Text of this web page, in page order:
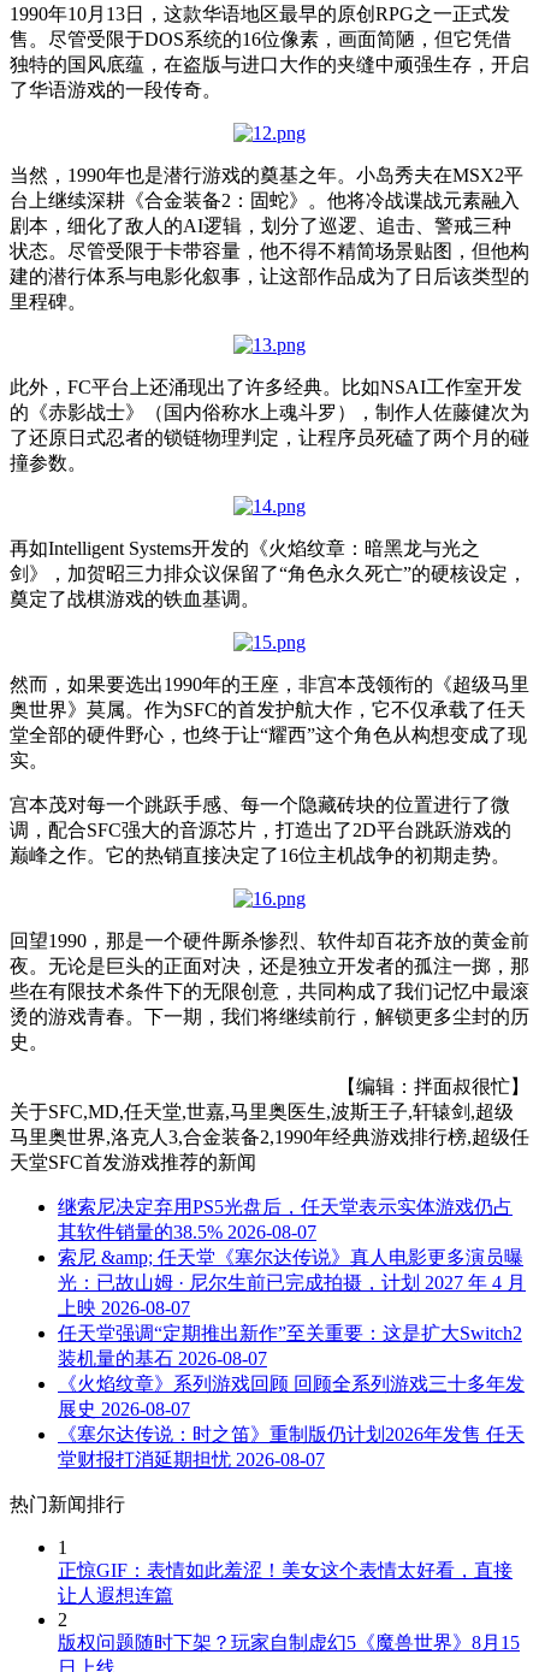
1990年10月13日，这款华语地区最早的原创RPG之一正式发
售。尽管受限于DOS系统的16位像素，画面简陋，但它凭借
独特的国风底蕴，在盗版与进口大作的夹缝中顽强生存，开启
了华语游戏的一段传奇。
当然，1990年也是潜行游戏的奠基之年。小岛秀夫在MSX2平
台上继续深耕《合金装备2：固蛇》。他将冷战谍战元素融入
剧本，细化了敌人的AI逻辑，划分了巡逻、追击、警戒三种
状态。尽管受限于卡带容量，他不得不精简场景贴图，但他构
建的潜行体系与电影化叙事，让这部作品成为了日后该类型的
里程碑。
此外，FC平台上还涌现出了许多经典。比如NSAI工作室开发
的《赤影战士》（国内俗称水上魂斗罗），制作人佐藤健次为
了还原日式忍者的锁链物理判定，让程序员死磕了两个月的碰
撞参数。
再如Intelligent Systems开发的《火焰纹章：暗黑龙与光之
剑》，加贺昭三力排众议保留了“角色永久死亡”的硬核设定，
奠定了战棋游戏的铁血基调。
然而，如果要选出1990年的王座，非宫本茂领衔的《超级马里
奥世界》莫属。作为SFC的首发护航大作，它不仅承载了任天
堂全部的硬件野心，也终于让“耀西”这个角色从构想变成了现
实。
宫本茂对每一个跳跃手感、每一个隐藏砖块的位置进行了微
调，配合SFC强大的音源芯片，打造出了2D平台跳跃游戏的
巅峰之作。它的热销直接决定了16位主机战争的初期走势。
回望1990，那是一个硬件厮杀惨烈、软件却百花齐放的黄金前
夜。无论是巨头的正面对决，还是独立开发者的孤注一掷，那
些在有限技术条件下的无限创意，共同构成了我们记忆中最滚
烫的游戏青春。下一期，我们将继续前行，解锁更多尘封的历
史。
【编辑：拌面叔很忙】
关于SFC,MD,任天堂,世嘉,马里奥医生,波斯王子,轩辕剑,超级
马里奥世界,洛克人3,合金装备2,1990年经典游戏排行榜,超级任
天堂SFC首发游戏推荐的新闻
继索尼决定弃用PS5光盘后，任天堂表示实体游戏仍占
其软件销量的38.5% 2026-08-07
索尼 &amp; 任天堂《塞尔达传说》真人电影更多演员曝
光：已故山姆 · 尼尔生前已完成拍摄，计划 2027 年 4 月
上映 2026-08-07
任天堂强调“定期推出新作”至关重要：这是扩大Switch2
装机量的基石 2026-08-07
《火焰纹章》系列游戏回顾 回顾全系列游戏三十多年发
展史 2026-08-07
《塞尔达传说：时之笛》重制版仍计划2026年发售 任天
堂财报打消延期担忧 2026-08-07
热门新闻排行
1
正惊GIF：表情如此羞涩！美女这个表情太好看，直接
让人遐想连篇
2
版权问题随时下架？玩家自制虚幻5《魔兽世界》8月15
日上线